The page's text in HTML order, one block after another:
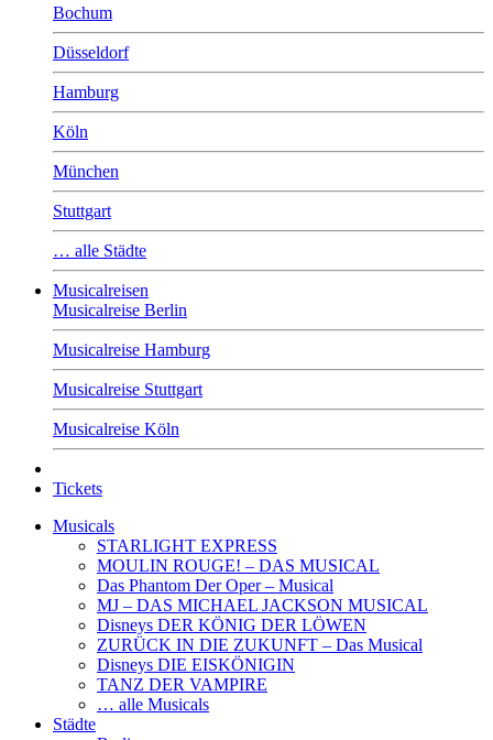
Bochum
Düsseldorf
Hamburg
Köln
München
Stuttgart
… alle Städte
Musicalreisen
Musicalreise Berlin
Musicalreise Hamburg
Musicalreise Stuttgart
Musicalreise Köln
Tickets
Musicals
STARLIGHT EXPRESS
MOULIN ROUGE! – DAS MUSICAL
Das Phantom Der Oper – Musical
MJ – DAS MICHAEL JACKSON MUSICAL
Disneys DER KÖNIG DER LÖWEN
ZURÜCK IN DIE ZUKUNFT – Das Musical
Disneys DIE EISKÖNIGIN
TANZ DER VAMPIRE
… alle Musicals
Städte